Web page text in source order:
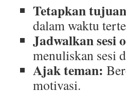
Tetapkan
dalam waktu
Jadwalkan sesi
menuliskan sesi
Ajak teman:
motivasi.